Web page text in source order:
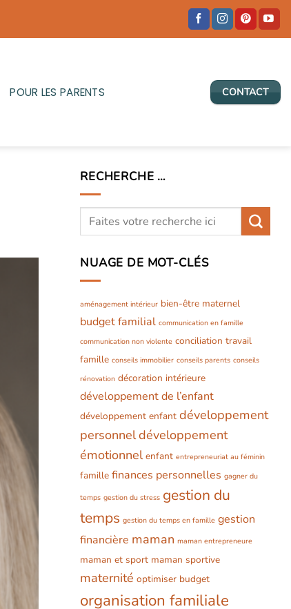
POUR LES PARENTS CONTACT
RECHERCHE …
NUAGE DE MOT-CLÉS
aménagement intérieur bien-être maternel
budget familial communication en famille
communication non violente conciliation travail
famille conseils immobilier conseils parents conseils
rénovation décoration intérieure
développement de l’enfant
développement enfant développement
personneldéveloppement
émotionnel enfant entrepreneuriat au féminin
famille finances personnelles gagner du
temps gestion du stress gestion du
temps gestion du temps en famille gestion
financière maman maman entrepreneure
maman et sport maman sportive
maternité optimiser budget
organisation familiale